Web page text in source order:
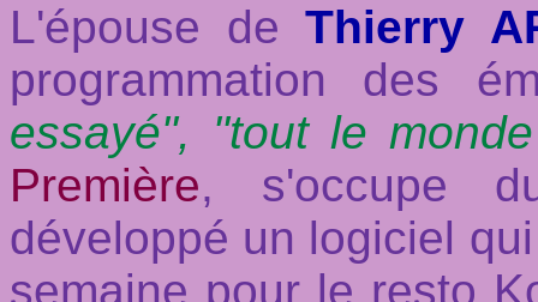
L'épouse deThierry
programmation des
essayé", "tout le
Première, s'occupe
développé un logiciel
semaine pour le resto